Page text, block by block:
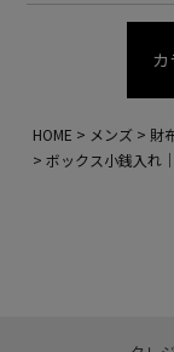
HOME メンズ 財
ボックス小銭入れ